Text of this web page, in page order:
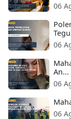
06
06
An...
06
06